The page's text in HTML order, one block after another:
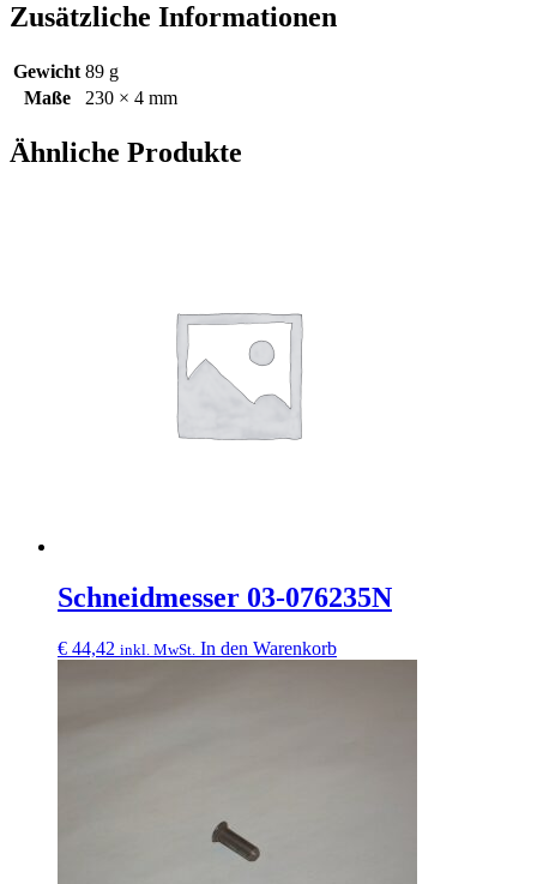
Zusätzliche Informationen
Gewicht 89 g
Maße
230 × 4 mm
Ähnliche Produkte
Schneidmesser 03-076235N
€ 44,42 inkl. MwSt. In den Warenkorb